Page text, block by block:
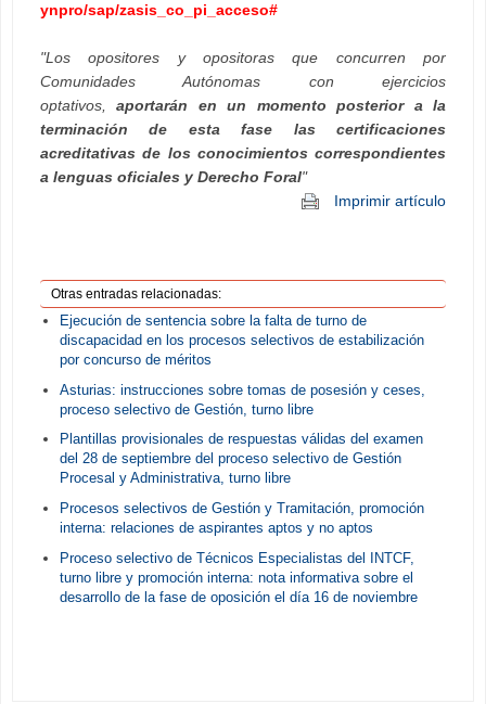
ynpro/sap/zasis_co_pi_acceso#
"Los opositores y opositoras que concurren por
Comunidades Autónomas con ejercicios
optativos,aportarán en un momento posterior a la
terminación de esta fase las certificaciones
acreditativas de los conocimientos correspondientes
a lenguas oficiales y Derecho Foral"
Imprimir artículo
Otras entradas relacionadas:
Ejecución de sentencia sobre la falta de turno de
discapacidad en los procesos selectivos de estabilización
por concurso de méritos
Asturias: instrucciones sobre tomas de posesión y ceses,
proceso selectivo de Gestión, turno libre
Plantillas provisionales de respuestas válidas del examen
del 28 de septiembre del proceso selectivo de Gestión
Procesal y Administrativa, turno libre
Procesos selectivos de Gestión y Tramitación, promoción
interna: relaciones de aspirantes aptos y no aptos
Proceso selectivo de Técnicos Especialistas del INTCF,
turno libre y promoción interna: nota informativa sobre el
desarrollo de la fase de oposición el día 16 de noviembre